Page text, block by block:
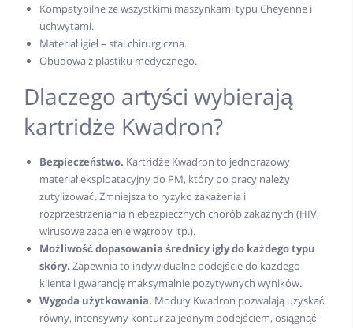
Kompatybilne ze wszystkimi maszynkami typu Cheyenne i
uchwytami.
Materiał igieł – stal chirurgiczna.
Obudowa z plastiku medycznego.
Dlaczego artyści wybierają
kartridże Kwadron?
Bezpieczeństwo. Kartridże Kwadron to jednorazowy
materiał eksploatacyjny do PM, który po pracy należy
zutylizować. Zmniejsza to ryzyko zakażenia i
rozprzestrzeniania niebezpiecznych chorób zakaźnych (HIV,
wirusowe zapalenie wątroby itp.).
Możliwość dopasowania średnicy igły do każdego typu
skóry. Zapewnia to indywidualne podejście do każdego
klienta i gwarancję maksymalnie pozytywnych wyników.
Wygoda użytkowania. Moduły Kwadron pozwalają uzyskać
równy, intensywny kontur za jednym podejściem, osiągnąć